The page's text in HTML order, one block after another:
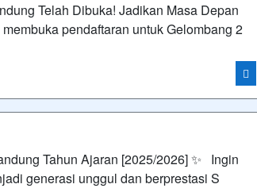
Telah Dibuka! Jadikan Masa Depan
pendaftaran untuk Gelombang 2
Tahun Ajaran [2025/2026] ✨ Ingin
generasi unggul dan berprestasi S